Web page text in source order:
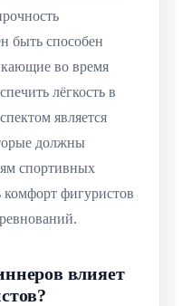
быть способен
во время
лёгкость в
является
должны
спортивных
фигуристов
влияет